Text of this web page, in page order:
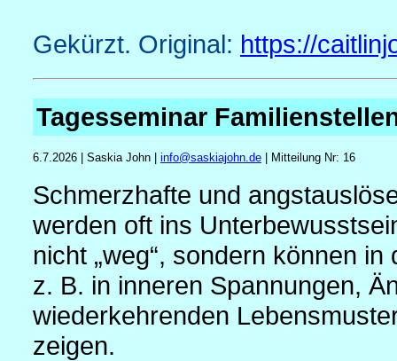
Gekürzt. Original: https://
Tagesseminar
6.7.2026 | Saskia John | info@saskiajohn.de| Mitteilung Nr: 16
Schmerzhafte und
werden oft ins
nicht „weg“, sondern können
z. B. in inneren Spannungen,
wiederkehrenden
zeigen.